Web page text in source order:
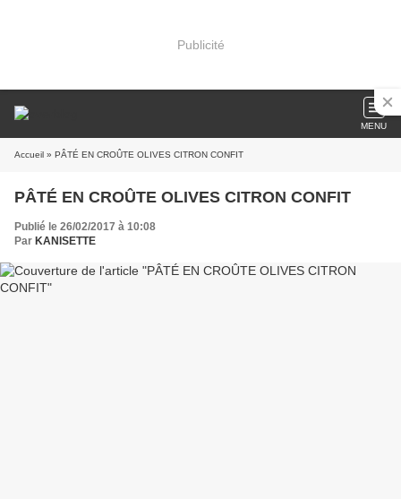
Publicité
MENU
Accueil » PÂTÉ EN CROÛTE OLIVES CITRON CONFIT
PÂTÉ EN CROÛTE OLIVES CITRON CONFIT
Publié le 26/02/2017 à 10:08
Par KANISETTE